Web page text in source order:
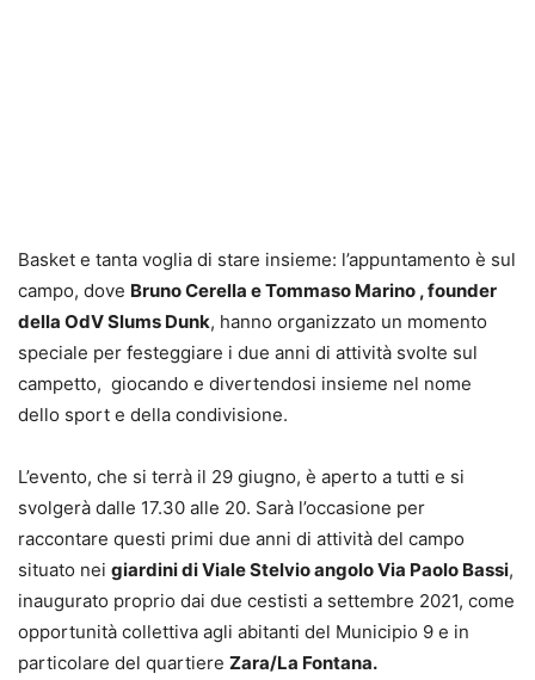
Basket e tanta voglia di stare insieme: l’appuntamento è sul
campo, dove Bruno Cerella e Tommaso Marino , founder
della OdV Slums Dunk, hanno organizzato un momento
speciale per festeggiare i due anni di attività svolte sul
campetto, giocando e divertendosi insieme nel nome
dello sport e della condivisione.
L’evento, che si terrà il 29 giugno, è aperto a tutti e si
svolgerà dalle 17.30 alle 20. Sarà l’occasione per
raccontare questi primi due anni di attività del campo
situato nei giardini di Viale Stelvio angolo Via Paolo Bassi,
inaugurato proprio dai due cestisti a settembre 2021, come
opportunità collettiva agli abitanti del Municipio 9 e in
particolare del quartiere Zara/La Fontana.